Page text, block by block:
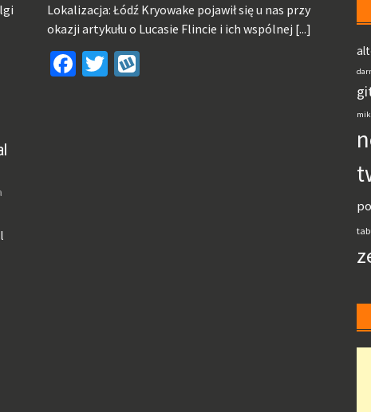
Lokalizacja: Łódź Kryowake pojawił się u nas przy
okazji artykułu o Lucasie Flincie i ich wspólnej [...]
Facebook
Twitter